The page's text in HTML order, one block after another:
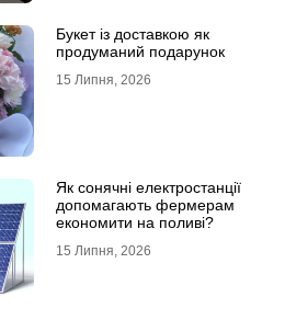
Букет із доставкою як
продуманий подарунок
15 Липня, 2026
Як сонячні електростанції
допомагають фермерам
економити на поливі?
15 Липня, 2026